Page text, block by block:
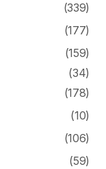
(339)
(177)
(159)
(34)
(178)
(10)
(106)
(59)